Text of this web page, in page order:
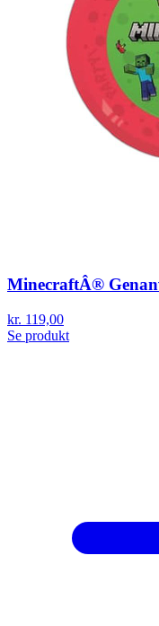
MinecraftÂ®
kr. 119,00
Se produkt